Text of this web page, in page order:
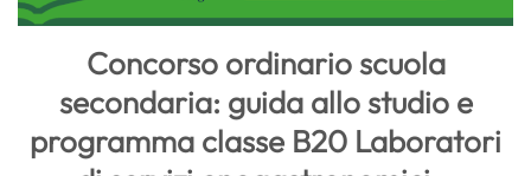
Concorso ordinario scuola
secondaria: guida allo studio e
programma classe B20 Laboratori